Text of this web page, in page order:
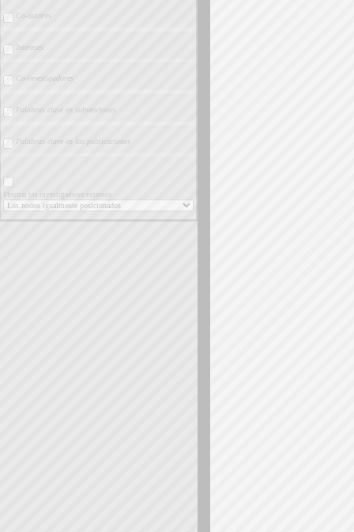
Co-autores
Intereses
Co-investigadores
Palabras clave en subvenciones
Palabras clave en las publicaciones
Mostrar los investigadores externos